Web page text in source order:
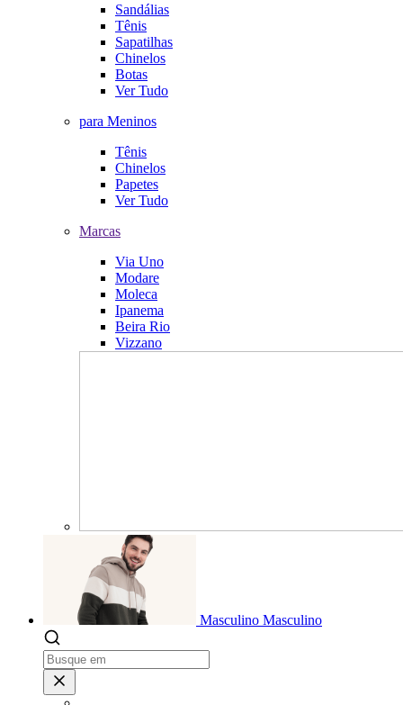
Sandálias
Tênis
Sapatilhas
Chinelos
Botas
Ver Tudo
para Meninos
Tênis
Chinelos
Papetes
Ver Tudo
Marcas
Via Uno
Modare
Moleca
Ipanema
Beira Rio
Vizzano
Masculino Masculino